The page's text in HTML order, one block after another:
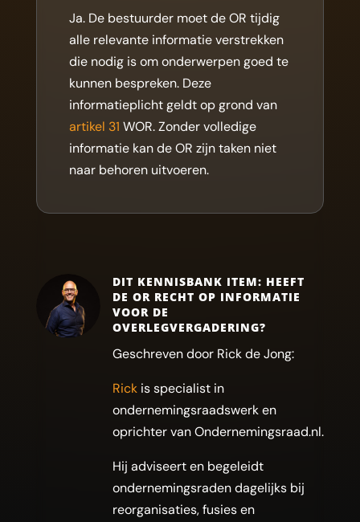
Ja. De bestuurder moet de OR tijdig
alle relevante informatie verstrekken
die nodig is om onderwerpen goed te
kunnen bespreken. Deze
informatieplicht geldt op grond van
artikel 31 WOR. Zonder volledige
informatie kan de OR zijn taken niet
naar behoren uitvoeren.
DIT KENNISBANK ITEM: HEEFT
DE OR RECHT OP INFORMATIE
VOOR DE
OVERLEGVERGADERING?
Geschreven door Rick de Jong:
Rickis specialist in
ondernemingsraadswerk en
oprichter van Ondernemingsraad.nl.
Hij adviseert en begeleidt
ondernemingsraden dagelijks bij
reorganisaties, fusies en